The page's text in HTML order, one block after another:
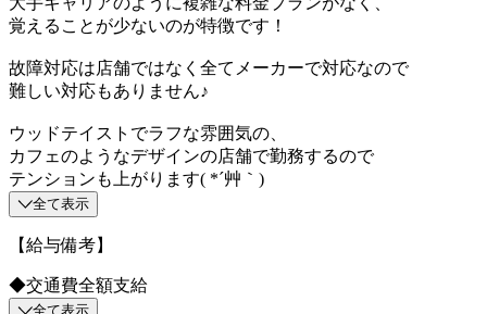
覚えることが少ないのが特徴です！
故障対応は店舗ではなく全てメーカーで対応なので
難しい対応もありません♪
ウッドテイストでラフな雰囲気の、
カフェのようなデザインの店舗で勤務するので
テンションも上がります( *´艸｀)
全て表示
【給与備考】
◆交通費全額支給
全て表示